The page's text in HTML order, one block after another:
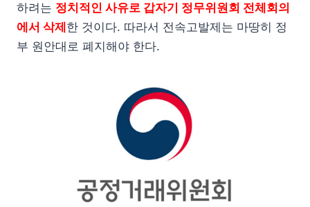
하려는 정치적인 사유로 갑자기 정무위원회 전체회의
에서 삭제 한 것이다. 따라서 전속고발제는 마땅히 정
부 원안대로 폐지해야 한다.